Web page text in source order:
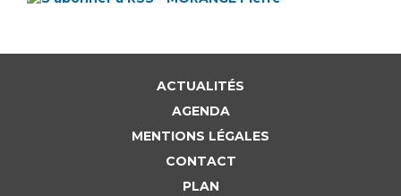
ACTUALITÉS
AGENDA
MENTIONS LÉGALES
CONTACT
PLAN